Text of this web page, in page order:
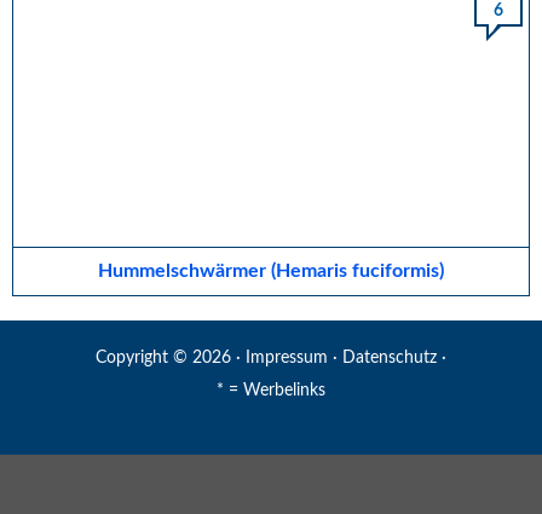
Hummelschwärmer (Hemaris fuciformis)
6
Copyright © 2026 · Impressum · Datenschutz ·
* = Werbelinks